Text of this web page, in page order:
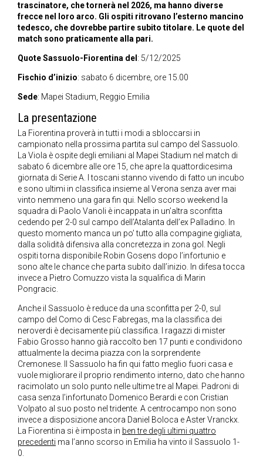
trascinatore, che tornerà nel 2026, ma hanno diverse
frecce nel loro arco. Gli ospiti ritrovano l’esterno mancino
tedesco, che dovrebbe partire subito titolare. Le quote del
match sono praticamente alla pari.
Quote Sassuolo-Fiorentina del : 5/12/2025
Fischio d’inizio: sabato 6 dicembre, ore 15.00
Sede: Mapei Stadium, Reggio Emilia
La presentazione
La Fiorentina proverà in tutti i modi a sbloccarsi in
campionato nella prossima partita sul campo del Sassuolo.
La Viola è ospite degli emiliani al Mapei Stadium nel match di
sabato 6 dicembre alle ore 15, che apre la quattordicesima
giornata di Serie A. I toscani stanno vivendo di fatto un incubo
e sono ultimi in classifica insieme al Verona senza aver mai
vinto nemmeno una gara fin qui. Nello scorso weekend la
squadra di Paolo Vanoli è incappata in un’altra sconfitta
cedendo per 2-0 sul campo dell’Atalanta dell’ex Palladino. In
questo momento manca un po’ tutto alla compagine gigliata,
dalla solidità difensiva alla concretezza in zona gol. Negli
ospiti torna disponibile Robin Gosens dopo l’infortunio e
sono alte le chance che parta subito dall’inizio. In difesa tocca
invece a Pietro Comuzzo vista la squalifica di Marin
Pongracic.
Anche il Sassuolo è reduce da una sconfitta per 2-0, sul
campo del Como di Cesc Fabregas, ma la classifica dei
neroverdi è decisamente più classifica. I ragazzi di mister
Fabio Grosso hanno già raccolto ben 17 punti e condividono
attualmente la decima piazza con la sorprendente
Cremonese. Il Sassuolo ha fin qui fatto meglio fuori casa e
vuole migliorare il proprio rendimento interno, dato che hanno
racimolato un solo punto nelle ultime tre al Mapei. Padroni di
casa senza l’infortunato Domenico Berardi e con Cristian
Volpato al suo posto nel tridente. A centrocampo non sono
invece a disposizione ancora Daniel Boloca e Aster Vranckx.
La Fiorentina si è imposta in ben tre degli ultimi quattro
precedenti ma l’anno scorso in Emilia ha vinto il Sassuolo 1-
0.